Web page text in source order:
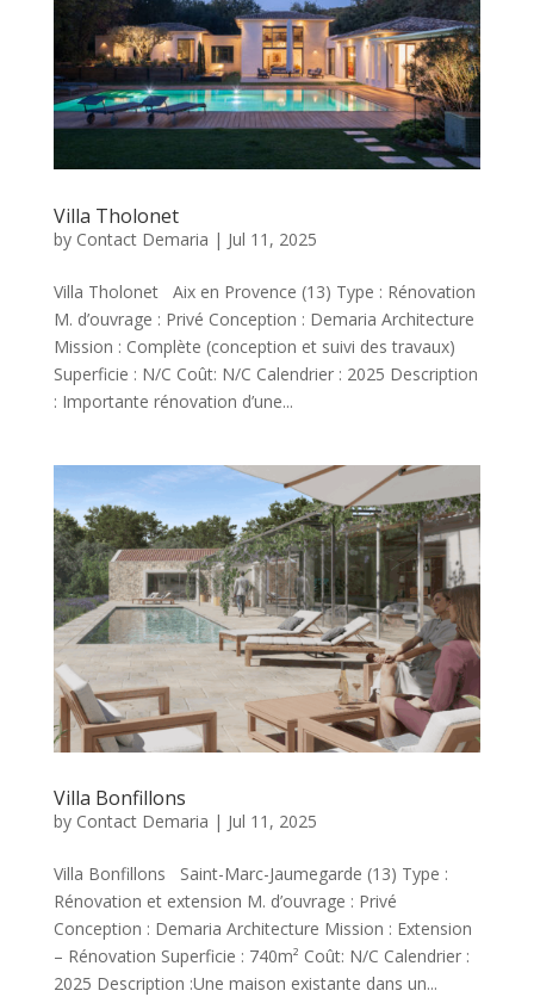
Villa Tholonet
by Contact Demaria | Jul 11, 2025
Villa Tholonet Aix en Provence (13) Type : Rénovation
M. d’ouvrage : Privé Conception : Demaria Architecture
Mission : Complète (conception et suivi des travaux)
Superficie : N/C Coût: N/C Calendrier : 2025 Description
: Importante rénovation d’une...
Villa Bonfillons
by Contact Demaria | Jul 11, 2025
Villa Bonfillons Saint-Marc-Jaumegarde (13) Type :
Rénovation et extension M. d’ouvrage : Privé
Conception : Demaria Architecture Mission : Extension
– Rénovation Superficie : 740m² Coût: N/C Calendrier :
2025 Description :Une maison existante dans un...